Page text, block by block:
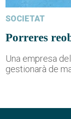
SOCIETAT
Porreres
Una empresa
gestionarà de